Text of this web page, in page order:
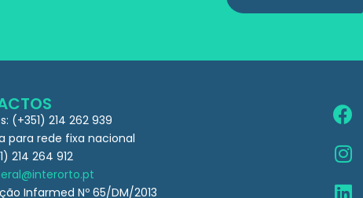
(+351) 214 262 939
para rede fixa nacional
214 264 912
Infarmed Nº 65/DM/2013